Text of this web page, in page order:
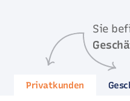
Sie
Privatkunden